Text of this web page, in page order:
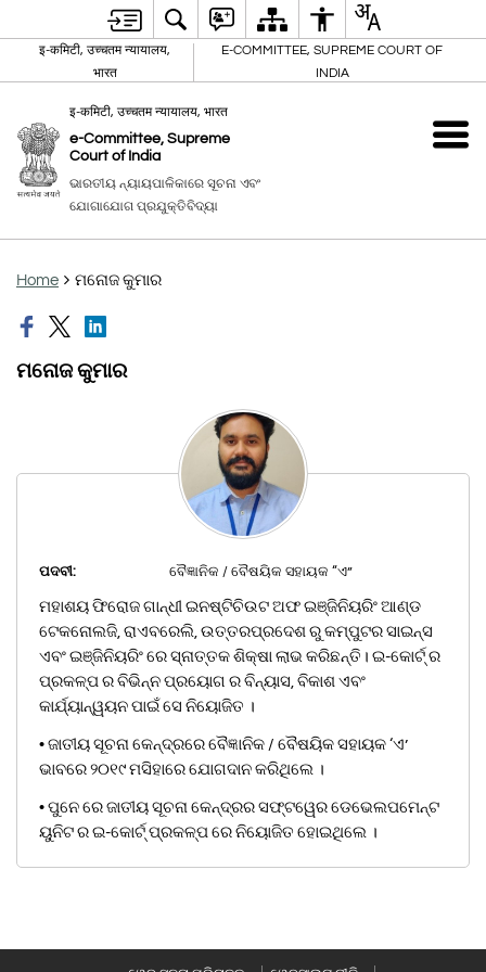
इ-कमिटी, उच्चतम न्यायालय,
भारत
E-COMMITTEE, SUPREME COURT OF
INDIA
इ-कमिटी, उच्चतम न्यायालय, भारत
e-Committee, Supreme
Court of India
ଭାରତୀୟ ନ୍ୟାୟପାଳିକାରେ ସୂଚନା ଏବଂ
ଯୋଗାଯୋଗ ପ୍ରଯୁକ୍ତିବିଦ୍ୟା
Home ମନୋଜ କୁମାର
ମନୋଜ କୁମାର
ପଦବୀ: ବୈଜ୍ଞାନିକ / ବୈଷୟିକ ସହାୟକ “ଏ”
ମହାଶୟ ଫିରୋଜ ଗାନ୍ଧୀ ଇନଷ୍ଟିଚିଉଟ ଅଫ ଇଞ୍ଜିନିୟରିଂ ଆଣ୍ଡ
ଟେକନୋଲଜି, ରାଏବରେଲି, ଉତ୍ତରପ୍ରଦେଶ ରୁ କମ୍ପୁଟର ସାଇନ୍ସ
ଏବଂ ଇଞ୍ଜିନିୟରିଂ ରେ ସ୍ନାତ୍ତକ ଶିକ୍ଷା ଲାଭ କରିଛନ୍ତି। ଇ-କୋର୍ଟ୍ ର
ପ୍ରକଳ୍ପ ର ବିଭିନ୍ନ ପ୍ରୟୋଗ ର ବିନ୍ୟାସ, ବିକାଶ ଏବଂ
କାର୍ଯ୍ୟାନ୍ୱୟନ ପାଇଁ ସେ ନିୟୋଜିତ ।
• ଜାତୀୟ ସୂଚନା କେନ୍ଦ୍ରରେ ବୈଜ୍ଞାନିକ / ବୈଷୟିକ ସହାୟକ ‘ଏ’
ଭାବରେ ୨୦୧୯ ମସିହାରେ ଯୋଗଦାନ କରିଥିଲେ ।
• ପୁନେ ରେ ଜାତୀୟ ସୂଚନା କେନ୍ଦ୍ରର ସଫ୍ଟୱେର ଡେଭେଲପମେନ୍ଟ
ୟୁନିଟ ର ଇ-କୋର୍ଟ୍ ପ୍ରକଳ୍ପ ରେ ନିୟୋଜିତ ହୋଇଥିଲେ ।